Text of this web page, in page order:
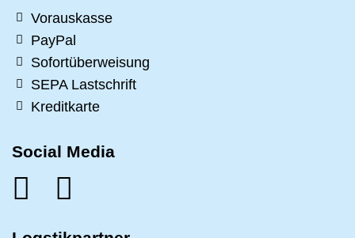
Vorauskasse
PayPal
Sofortüberweisung
SEPA Lastschrift
Kreditkarte
Social Media